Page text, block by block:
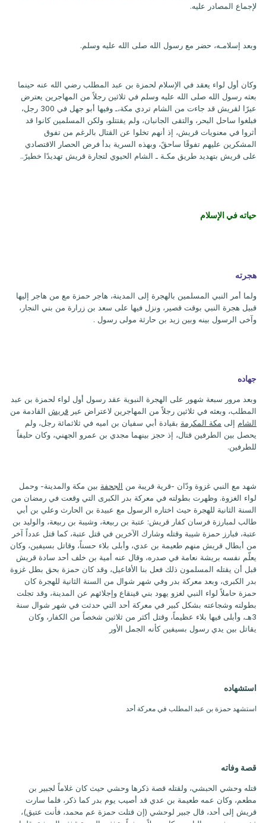
لإجماع المصادر عليه.
وبعد إسلامـه، حضر مع رسول الله صلى الله عليه وسلم.
وكان أول لواء يعقد في الإسلام لحمزة بن عبد المطلب رضي الله عنه حينما
بعثه رسول الله صلى الله عليه وسلم في ثلاثين رجلاً من المهاجرين يعترض
عيرًا لقريش قد جاءت من الشام تردي مكة،ـ وفيها أبو جهل في 300 رجل،
فبلغوا ساحل البحر، والتقى الجانبان، ولم يقتتلو، ولكن المسلمين كانوا قد
أثروا في معنويات قريش، إذ أنهم تخلوا عن القتال بالرغم من تفوق
المشكرين عليهم تفوقًا ساحقً، وبهذه السرية بدأ فرض الحصار الاقتصادي
على قريش بتهديد طريق مكـة ـ الشام الحيوي لتجارة قريش تهديدًا خطيرً..
حياته في الإسلام
هجرته
ولما أمر النبي المسلمين بالهجرة إلى المدينة، هاجر حمزة مع من هاجر إليها
قبيل هجرة النبي بوقت قصير، ونزل فيها على سعد بن زرارة من بني النجار،
وآخى الرسول بينه وبين زيد بن حارثة مولى رسول .
جهاده
وبعد مرور سبعة شهور على الهجرة النبوية عقد رسول أول لواء لحمزة بن عبد
المطلب، وبعثه في ثلاثين رجلاً من المهاجرين لاعتراض عير قريشالقادمة من
الشامإلىمكة المكرمةبقيادة أبي سفيان بن اميه في ثلاثمائة رجل، ولم
يحصل بين الطرفين قتال، إذ حجز بينهما مجدي بن عمرو الجهني، وكان حليفاً
للطرفين.
شهد مع النبي غزوة ودّان -قرية قريبة من الجحفةبين مكة والمدينة- وحمل
لواء الغزوة. وظهرت بطولته في معركة بدر الكبرى التي وقعت في رمضان من
السنة الثانية للهجرة حيث اختاره الرسول مع عبيدة بن الحارث وعلي بن أبي
طالب لمبارزة فرسان كفار قريش: عتبة بن ربيعة، وشيبة بن ربيعة، والوليد بن
عتبة، فبارز حمزة شيبة وقتله وشارك الآخرين في قتل عتبة، كما قتل عدداً آخر
من أبطال قريش منهم طعيمة بن عدي، وأبلى بلاء حسناً، وقاتل بسيفين، وكان
يعلّم نفسه بريشة نعامة في صدره، وقال عنه أمية بن خلف أحد سادة قريش
قبل أن يقتله المسلمون ذلك فعل بنا الأفاعيل، وقد كان حمزة بحق بطل غزوة
بدر الكبرى، وبعد معركة بدر وفي شهر شوال من السنة الثانية للهجرة كان
حمزة حاملاً لواء النبي لغزو يهود بني قينقاع وإجلائهم عن المدينة، وقد تجلت
بطولته وشجاعته بشكل كبير في معركة أحد التي حدثت في شهر شوال سنة
3هـ، وأبلى فيها بلاء عظيماً، وقتل أكثر من ثلاثين شخصاً من الكفار، وكان
يقاتل بين يدي رسول بسيفين كأنه الجمل الأور
استشهاده
استشهد حمزة بن عبد المطلب في معركة أحد
قصة وفاته
قتله وحشي الحبشي، ولقتله قصة ذكرها وحشي حيث كان غلاماً لجبير بن
مطعم، وكان عمه طعيمة بن عدي قد أصيب يوم بدر كما ذكر، فلما سارت
قريش إلى أحد، قال جبير لوحشي (إن قتلت حمزة عم محمد، فأنت عتيق)،